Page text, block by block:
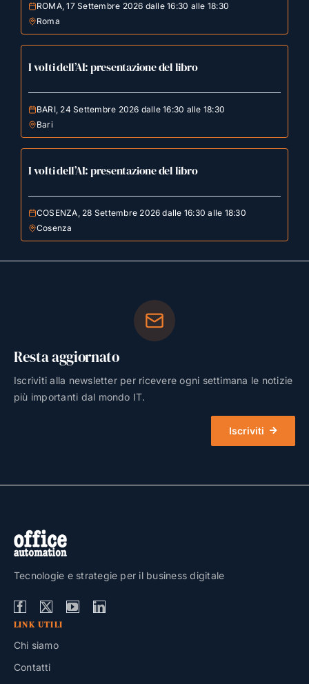
ROMA, 17 Settembre 2026 dalle 16:30 alle 18:30
Roma
I volti dell’AI: presentazione del libro
BARI, 24 Settembre 2026 dalle 16:30 alle 18:30
Bari
I volti dell’AI: presentazione del libro
COSENZA, 28 Settembre 2026 dalle 16:30 alle 18:30
Cosenza
Resta aggiornato
Iscriviti alla newsletter per ricevere ogni settimana le notizie
più importanti dal mondo IT.
Iscriviti
Tecnologie e strategie per il business digitale
LINK UTILI
Chi siamo
Contatti